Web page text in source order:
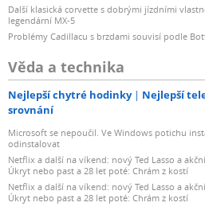
Další klasická corvette s dobrými jízdními
legendární MX-5
Problémy Cadillacu s brzdami souvisí podle
Věda a technika
Nejlepší chytré hodinky Nejlepší
srovnání
Microsoft se nepoučil. Ve Windows potichu
odinstalovat
Netflix a další na víkend: nový Ted Lasso a
Úkryt nebo past a 28 let poté: Chrám z kostí
Netflix a další na víkend: nový Ted Lasso a
Úkryt nebo past a 28 let poté: Chrám z kostí